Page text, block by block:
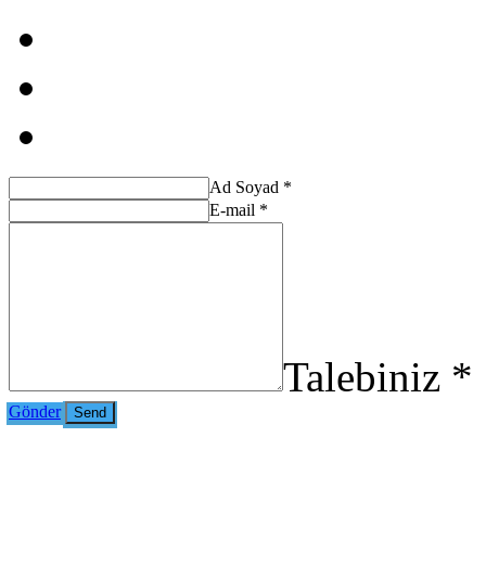
Ad Soyad *
E-mail *
Talebiniz *
Gönder